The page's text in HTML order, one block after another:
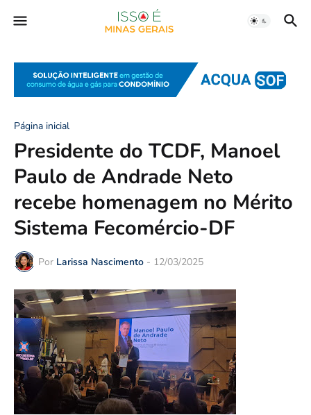
Página inicial
Presidente do TCDF, Manoel
Paulo de Andrade Neto
recebe homenagem no Mérito
Sistema Fecomércio-DF
Por Larissa Nascimento - 12/03/2025